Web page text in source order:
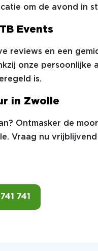
om de avond in
Events
reviews en een
onze persoonlijke
is.
in Zwolle
Ontmasker de
Vraag nu
741